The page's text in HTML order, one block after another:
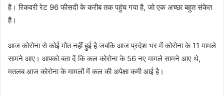
है। रिकवरी रेट 96 फीसदी के करीब तक पहुंच गया है, जो एक अच्छा बहुत संकेत
है।
आज कोरोना से कोई मौत नहीं हुई है जबकि आज प्रदेश भर में कोरोना के 11 मामले
सामने आए। आपको बता दें कि कल कोरोना के 56 नए मामले सामने आए थे,
मतलब आज कोरोना के मामलों में कल की अपेक्षा कमी आई है।